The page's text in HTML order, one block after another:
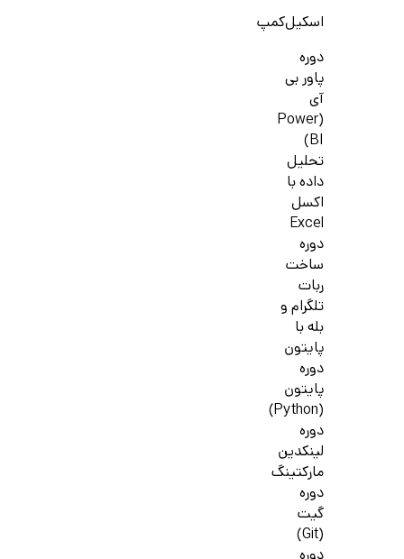
اسکیل‌کمپ
دوره
پاور بی
آی
(Power
BI)
تحلیل
داده با
اکسل
Excel
دوره
ساخت
ربات
تلگرام و
بله با
پایتون
دوره
پایتون
(Python)
دوره
لینکدین
مارکتینگ
دوره
گیت
(Git)